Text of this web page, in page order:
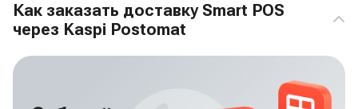
Как заказать доставку Smart POS
через Kaspi Postomat